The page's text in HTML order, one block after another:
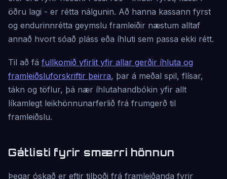
öðru lagi - er rétta nálgunin. Að hanna kassann fyrst
og endurinnrétta geymslu framleiðir næstum alltaf
annað hvort sóað pláss eða íhluti sem passa ekki rétt.
Til að fá fullkomið yfirlit yfir allar gerðir íhluta og
framleiðsluforskriftir þeirra, þar á meðal spil, flísar,
tákn og töflur, þá nær íhlutahandbókin yfir allt
líkamlegt leikhönnunarferlið frá frumgerð til
framleiðslu.
Gátlisti fyrir smærri hönnun
Þegar óskað er eftir tilboði frá framleiðanda fyrir